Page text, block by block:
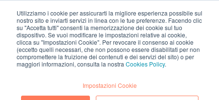
Utilizziamo i cookie per assicurarti la migliore esperienza possibile sul
nostro sito e inviarti servizi in linea con le tue preferenze. Facendo clic
su "Accetta tutti" consenti la memorizzazione dei cookie sul tuo
dispositivo. Se vuoi modificare le impostazioni relative ai cookie,
clicca su "Impostazioni Cookie". Per revocare il consenso ai cookie
(eccetto quelli necessari, che non possono essere disabilitati per non
compromettere la fruizione dei contenuti e dei servizi del sito) o per
maggiori informazioni, consulta la nostra Cookies Policy.
Impostazioni Cookie
EN IT